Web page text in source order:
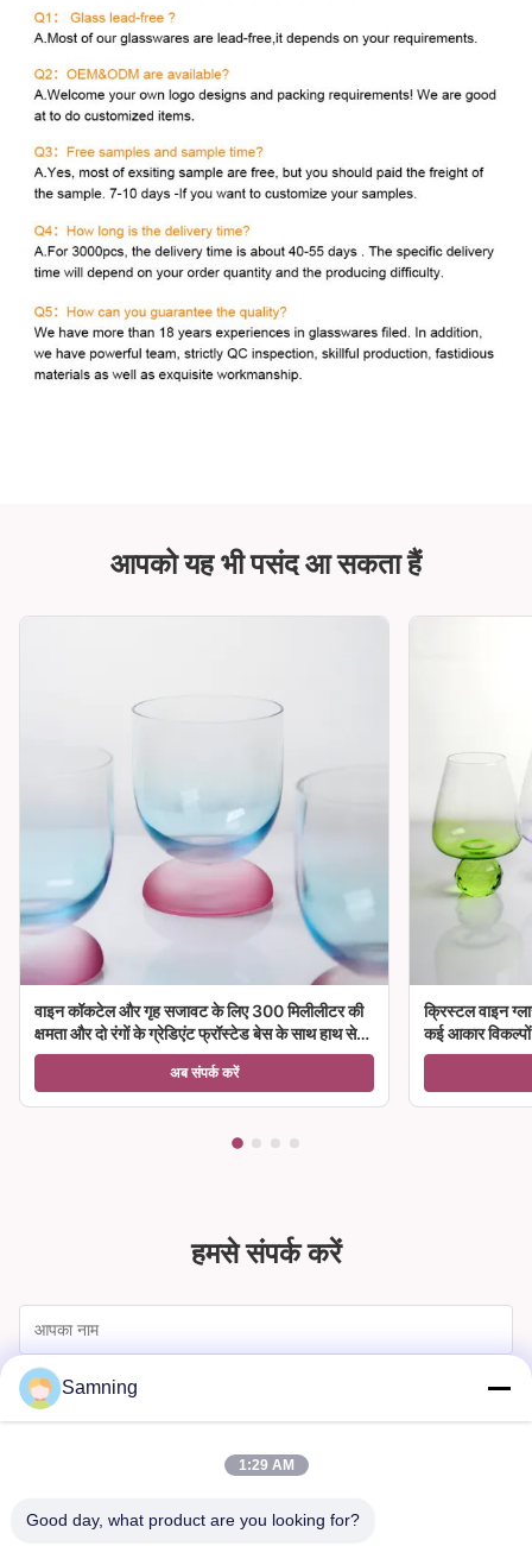
आपको यह भी पसंद आ सकता हैं
वाइन कॉकटेल और गृह सजावट के लिए 300 मिलीलीटर की
क्षमता और दो रंगों के ग्रेडिएंट फ्रॉस्टेड बेस के साथ हाथ से
उड़ा क्रिस्टल वाइन ग्लास गॉब्लेट
अब संपर्क करें
क्रिस्टल वाइन
कई आकार विकल्पों
हमसे संपर्क करें
Samning
1:29 AM
Good day, what product are you looking for?